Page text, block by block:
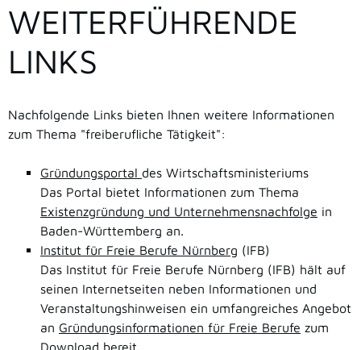
WEITERFÜHRENDE
LINKS
Nachfolgende Links bieten Ihnen weitere Informationen
zum Thema "freiberufliche Tätigkeit":
Gründungsportal des Wirtschaftsministeriums
Das Portal bietet Informationen zum Thema
Existenzgründung und Unternehmensnachfolge in
Baden-Württemberg an.
Institut für Freie Berufe Nürnberg (IFB)
Das Institut für Freie Berufe Nürnberg (IFB) hält auf
seinen Internetseiten neben Informationen und
Veranstaltungshinweisen ein umfangreiches Angebot
an Gründungsinformationen für Freie Berufe zum
Download bereit.